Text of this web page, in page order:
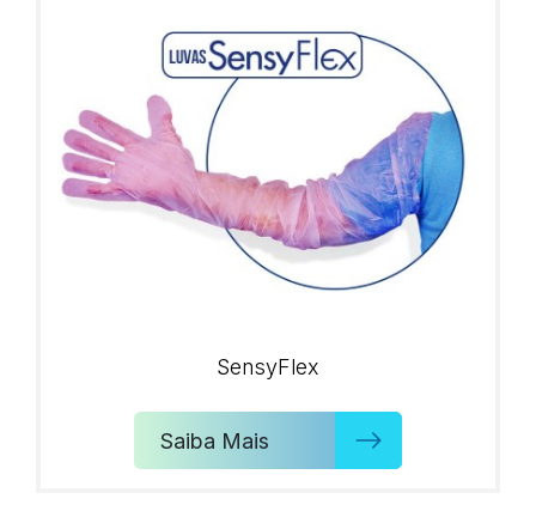
SensyFlex
Saiba Mais